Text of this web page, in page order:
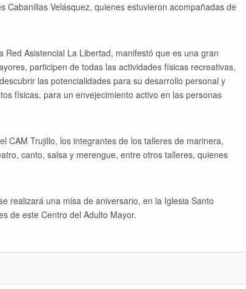
Cabanillas Velásquez, quienes estuvieron acompañadas de
Asistencial La Libertad, manifestó que es una gran
participen de todas las actividades físicas recreativas,
las potencialidades para su desarrollo personal y
físicas, para un envejecimiento activo en las personas
CAM Trujillo, los integrantes de los talleres de marinera,
canto, salsa y merengue, entre otros talleres, quienes
realizará una misa de aniversario, en la Iglesia Santo
de este Centro del Adulto Mayor.